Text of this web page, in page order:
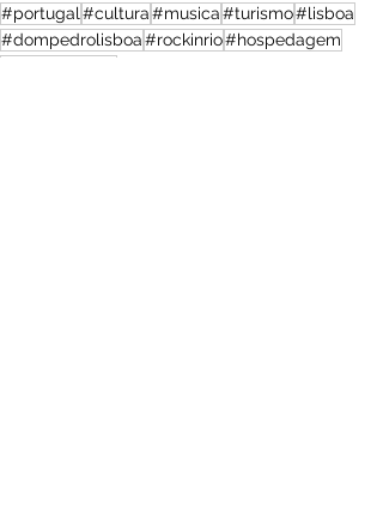
#portugal #cultura#musica#turismo#lisboa
#dompedrolisboa#rockinrio#hospedagem